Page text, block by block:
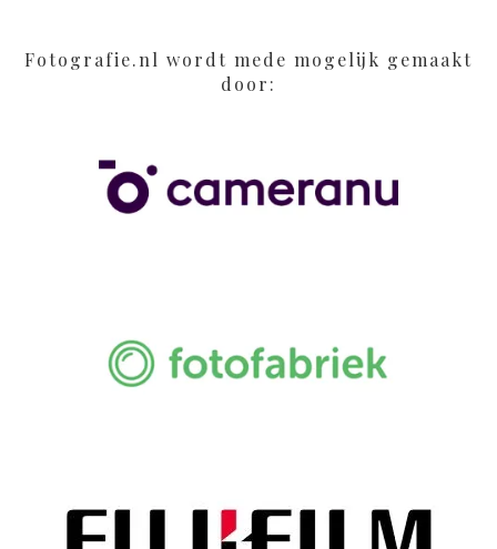
Fotografie.nl wordt mede mogelijk gemaakt
door: